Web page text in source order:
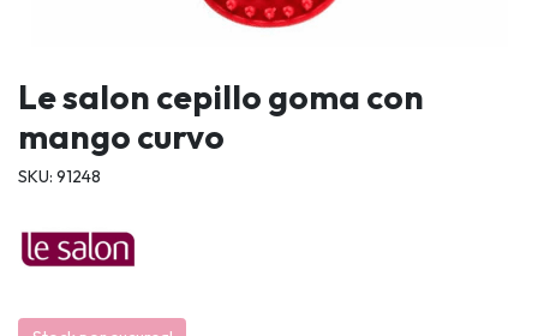
Le salon cepillo goma con
mango curvo
SKU: 91248